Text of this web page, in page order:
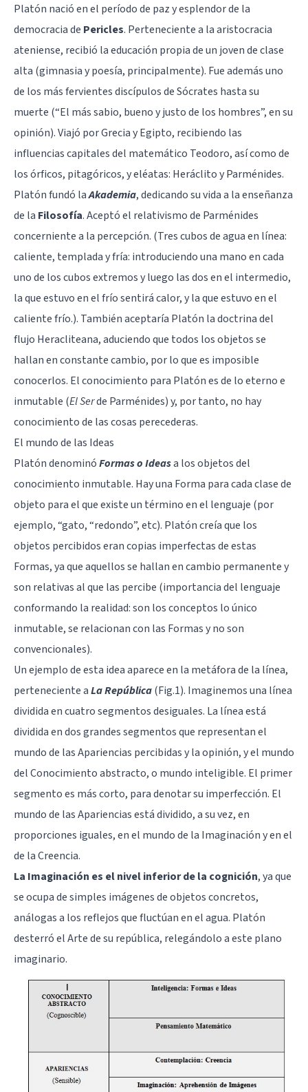
Platón nació en el período de paz y esplendor de la
democracia de Pericles. Perteneciente a la aristocracia
ateniense, recibió la educación propia de un joven de clase
alta (gimnasia y poesía, principalmente). Fue además uno
de los más fervientes discípulos de Sócrates hasta su
muerte (“El más sabio, bueno y justo de los hombres”, en su
opinión). Viajó por Grecia y Egipto, recibiendo las
influencias capitales del matemático Teodoro, así como de
los órficos, pitagóricos, y eléatas: Heráclito y Parménides.
Platón fundó laAkademia, dedicando su vida a la enseñanza
de la Filosofía. Aceptó el relativismo de Parménides
concerniente a la percepción. (Tres cubos de agua en línea:
caliente, templada y fría: introduciendo una mano en cada
uno de los cubos extremos y luego las dos en el intermedio,
la que estuvo en el frío sentirá calor, y la que estuvo en el
caliente frío.). También aceptaría Platón la doctrina del
flujo Heracliteana, aduciendo que todos los objetos se
hallan en constante cambio, por lo que es imposible
conocerlos. El conocimiento para Platón es de lo eterno e
inmutable (El Serde Parménides) y, por tanto, no hay
conocimiento de las cosas perecederas.
El mundo de las Ideas
Platón denominóFormas o Ideasa los objetos del
conocimiento inmutable. Hay una Forma para cada clase de
objeto para el que existe un término en el lenguaje (por
ejemplo, “gato, “redondo”, etc). Platón creía que los
objetos percibidos eran copias imperfectas de estas
Formas, ya que aquellos se hallan en cambio permanente y
son relativas al que las percibe (importancia del lenguaje
conformando la realidad: son los conceptos lo único
inmutable, se relacionan con las Formas y no son
convencionales).
Un ejemplo de esta idea aparece en la metáfora de la línea,
perteneciente aLa República(Fig.1). Imaginemos una línea
dividida en cuatro segmentos desiguales. La línea está
dividida en dos grandes segmentos que representan el
mundo de las Apariencias percibidas y la opinión, y el mundo
del Conocimiento abstracto, o mundo inteligible. El primer
segmento es más corto, para denotar su imperfección. El
mundo de las Apariencias está dividido, a su vez, en
proporciones iguales, en el mundo de la Imaginación y en el
de la Creencia.
La Imaginación es el nivel inferior de la cognición, ya que
se ocupa de simples imágenes de objetos concretos,
análogas a los reflejos que fluctúan en el agua. Platón
desterró el Arte de su república, relegándolo a este plano
imaginario.